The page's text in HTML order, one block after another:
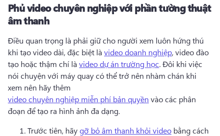
Phủ video chuyên nghiệp với phần tường thuật
âm thanh
Điều quan trọng là phải giữ cho người xem luôn hứng thú
khi tạo video dài, đặc biệt là video doanh nghiệp, video đào
tạo hoặc thậm chí là video dự án trường học. Đôi khi việc
nói chuyện với máy quay có thể trở nên nhàm chán khi
xem nên hãy thêm
video chuyên nghiệp miễn phí bản quyền vào các phân
đoạn để tạo ra hình ảnh đa dạng.
Trước tiên, hãy gỡ bỏ âm thanh khỏi video bằng cách